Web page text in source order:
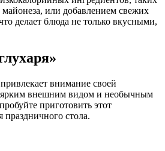
майонеза, или добавлением свежих
делает блюда не только вкусными,
внимание своей
ярким внешним видом и необычным
приготовить этот
праздничного стола.